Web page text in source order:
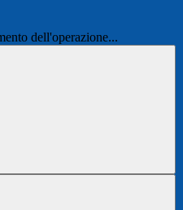
dell'operazione...